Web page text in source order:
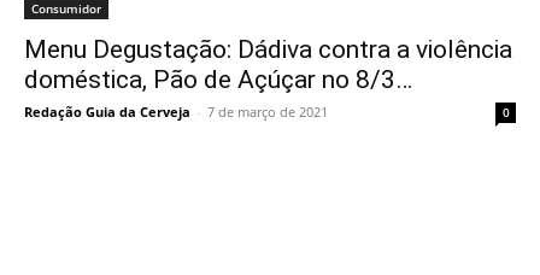
Consumidor
Menu Degustação: Dádiva contra a violência
doméstica, Pão de Açúçar no 8/3…
Redação Guia da Cerveja - 7 de março de 2021 0